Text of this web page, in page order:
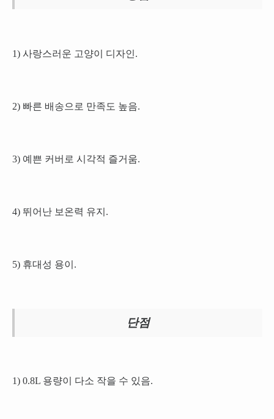
1) 사랑스러운 고양이 디자인.
2) 빠른 배송으로 만족도 높음.
3) 예쁜 커버로 시각적 즐거움.
4) 뛰어난 보온력 유지.
5) 휴대성 용이.
단점
1) 0.8L 용량이 다소 작을 수 있음.